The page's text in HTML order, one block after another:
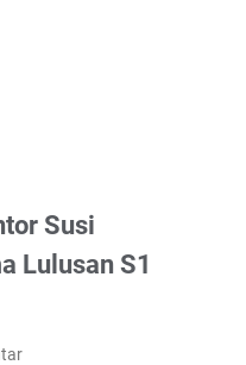
Susi
Lulusan S1